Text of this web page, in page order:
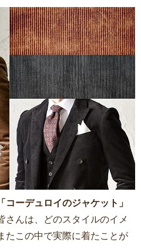
コーデュロイのジャケット」
さんは、どのスタイルのイメ
たこの中で実際に着たことが